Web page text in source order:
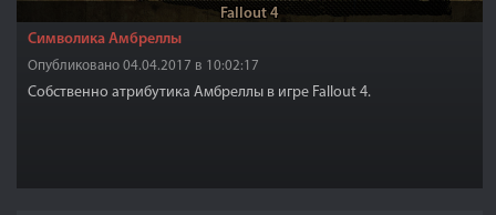
Fallout 4
Символика Амбреллы
Опубликовано 04.04.2017 в 10:02:17
Собственно атрибутика Амбреллы в игре Fallout 4.